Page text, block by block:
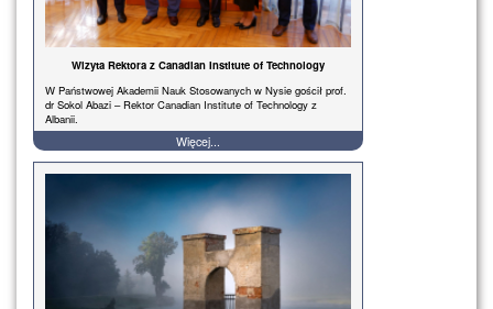
Wizyta Rektora z Canadian Institute of Technology
W Państwowej Akademii Nauk Stosowanych w Nysie gościł prof.
dr Sokol Abazi – Rektor Canadian Institute of Technology z
Albanii.
Więcej...